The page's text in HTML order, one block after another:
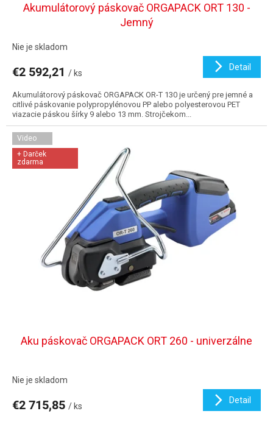
Akumulátorový páskovač ORGAPACK ORT 130 -
Jemný
Nie je skladom
€2 592,21 / ks
Detail
Akumulátorový páskovač ORGAPACK OR-T 130 je určený pre jemné a
citlivé páskovanie polypropylénovou PP alebo polyesterovou PET
viazacie páskou šírky 9 alebo 13 mm. Strojčekom...
Video
+ Darček
zdarma
Aku páskovač ORGAPACK ORT 260 - univerzálne
Nie je skladom
€2 715,85 / ks
Detail